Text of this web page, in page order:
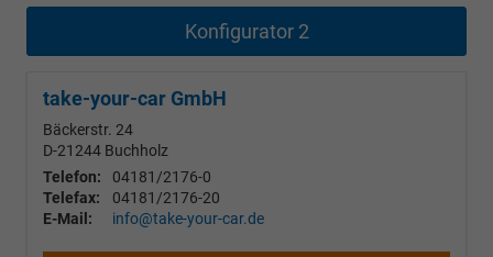
Konfigurator 2
take-your-car GmbH
Bäckerstr. 24
D-21244 Buchholz
Telefon:
04181/2176-0
Telefax:
04181/2176-20
E-Mail:
info@take-your-car.de